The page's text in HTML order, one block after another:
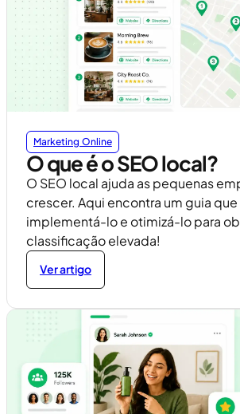
Marketing Online
O que é o SEO local?
O SEO local ajuda as pequenas
crescer. Aqui encontra um guia que
implementá-lo e otimizá-lo para
classificação elevada!
Ver artigo